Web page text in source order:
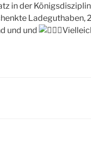
in der
und und